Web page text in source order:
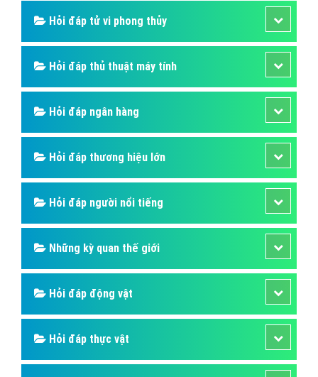
Hỏi đáp tử vi phong thủy
Hỏi đáp thủ thuật máy tính
Hỏi đáp ngân hàng
Hỏi đáp thương hiệu lớn
Hỏi đáp người nổi tiếng
Những kỳ quan thế giới
Hỏi đáp động vật
Hỏi đáp thực vật